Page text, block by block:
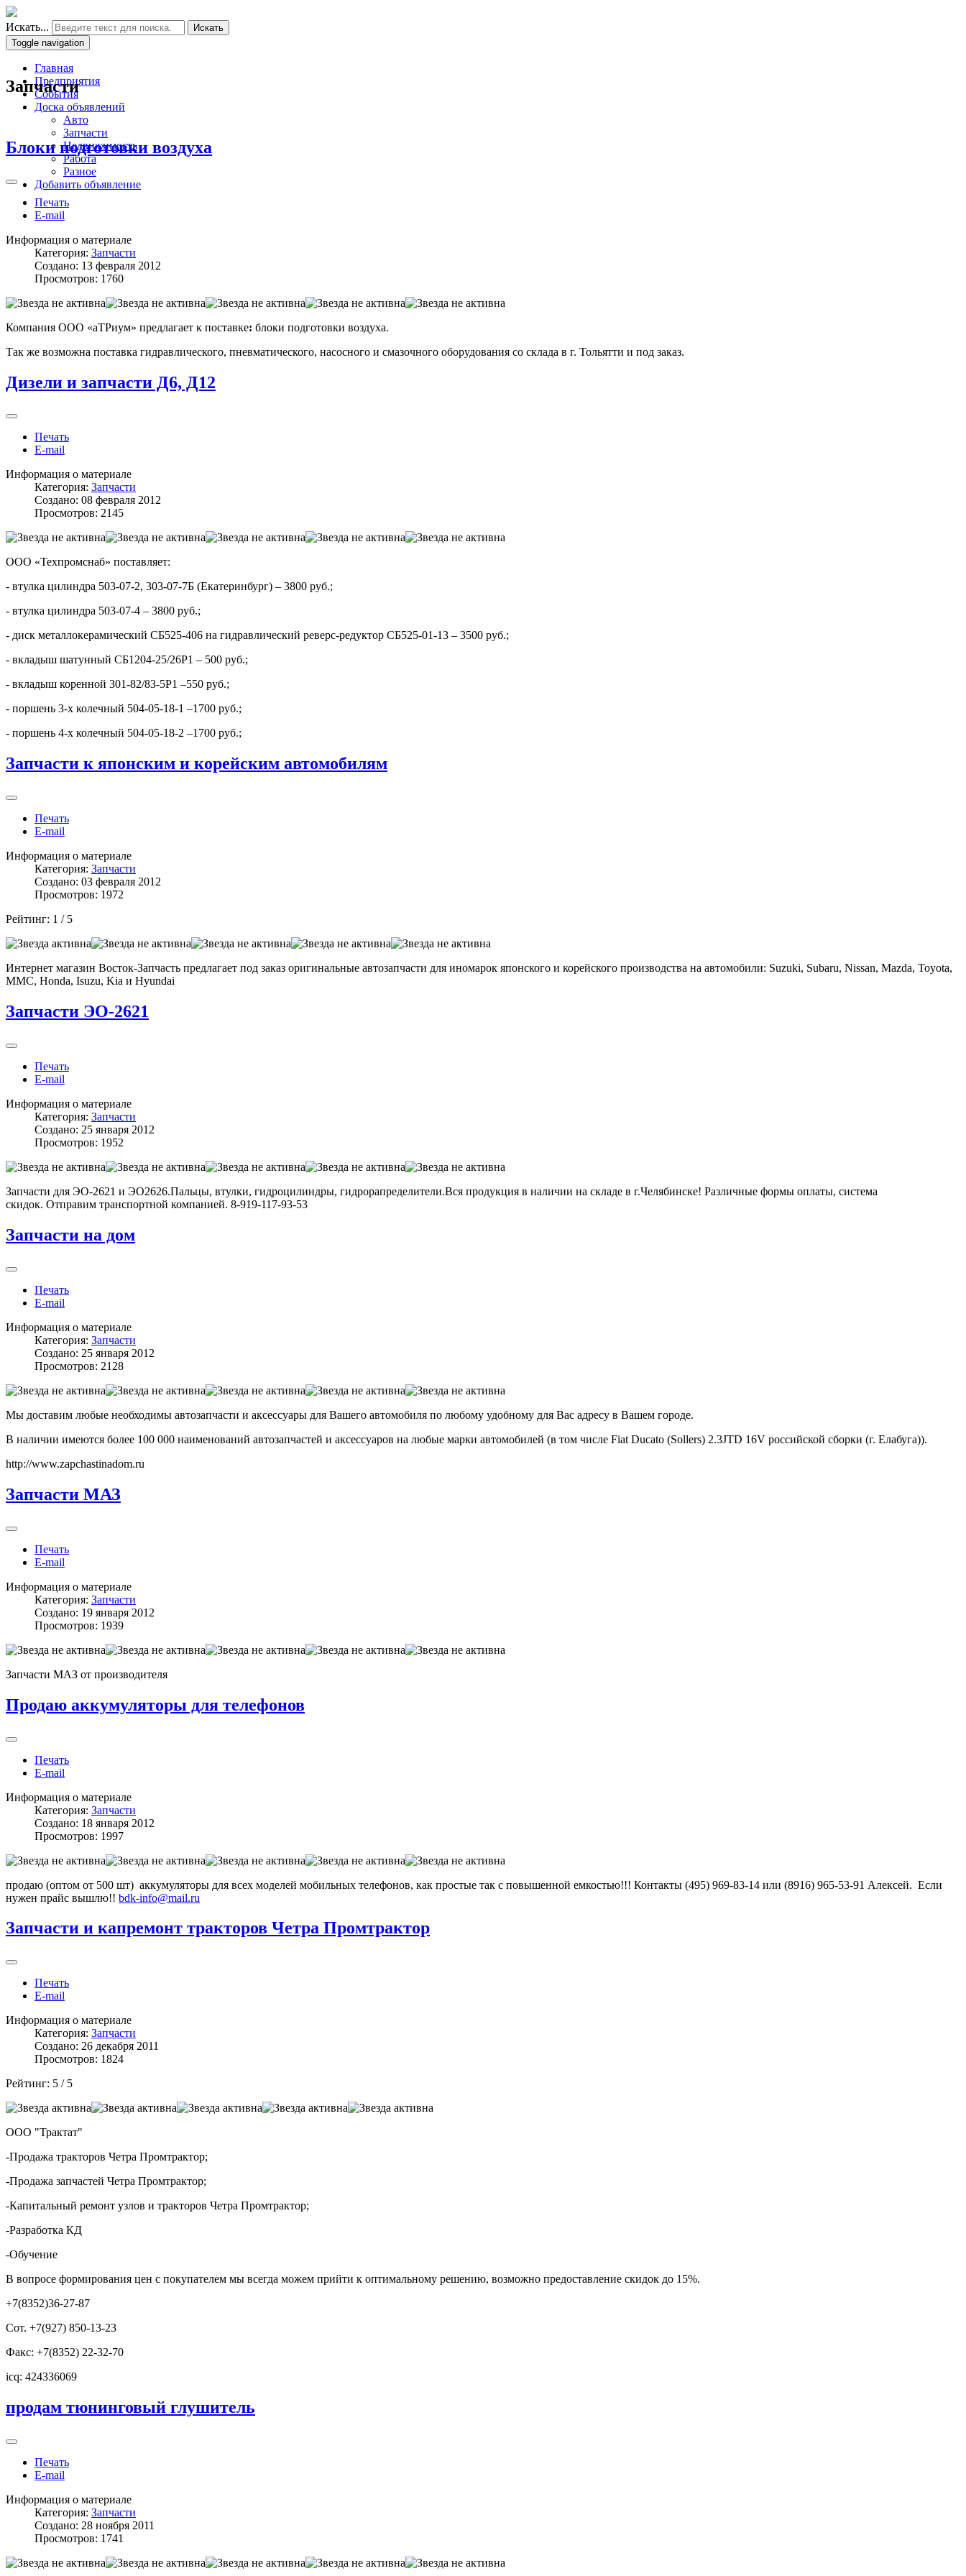
Искать...
Искать
Toggle navigation
Главная
Предприятия
События
Доска объявлений
Авто
Запчасти
Недвижимость
Работа
Разное
Добавить объявление
Запчасти
Блоки подготовки воздуха
Печать
E-mail
Информация о материале
Категория: Запчасти
Создано: 13 февраля 2012
Просмотров: 1760
Компания ООО «аТРиум» предлагает к поставке: блоки подготовки воздуха.
Так же возможна поставка гидравлического, пневматического, насосного и смазочного оборудования со склада в г. Тольятти и под заказ.
Дизели и запчасти Д6, Д12
Печать
E-mail
Информация о материале
Категория: Запчасти
Создано: 08 февраля 2012
Просмотров: 2145
ООО «Техпромснаб» поставляет:
- втулка цилиндра 503-07-2, 303-07-7Б (Екатеринбург) – 3800 руб.;
- втулка цилиндра 503-07-4 – 3800 руб.;
- диск металлокерамический СБ525-406 на гидравлический реверс-редуктор СБ525-01-13 – 3500 руб.;
- вкладыш шатунный СБ1204-25/26Р1 – 500 руб.;
- вкладыш коренной 301-82/83-5Р1 –550 руб.;
- поршень 3-х колечный 504-05-18-1 –1700 руб.;
- поршень 4-х колечный 504-05-18-2 –1700 руб.;
Запчасти к японским и корейским автомобилям
Печать
E-mail
Информация о материале
Категория: Запчасти
Создано: 03 февраля 2012
Просмотров: 1972
Рейтинг: 1 / 5
Интернет магазин Восток-Запчасть предлагает под заказ оригинальные автозапчасти для иномарок японского и корейского производства на автомобили: Suzuki, Subaru, Nissan, Mazda, Toyota,
MMC, Honda, Isuzu, Kia и Hyundai
Запчасти ЭО-2621
Печать
E-mail
Информация о материале
Категория: Запчасти
Создано: 25 января 2012
Просмотров: 1952
Запчасти для ЭО-2621 и ЭО2626.Пальцы, втулки, гидроцилиндры, гидрорапределители.Вся продукция в наличии на складе в г.Челябинске! Различные формы оплаты, система
скидок. Отправим транспортной компанией. 8-919-117-93-53
Запчасти на дом
Печать
E-mail
Информация о материале
Категория: Запчасти
Создано: 25 января 2012
Просмотров: 2128
Мы доставим любые необходимы автозапчасти и аксессуары для Вашего автомобиля по любому удобному для Вас адресу в Вашем городе.
В наличии имеются более 100 000 наименований автозапчастей и аксессуаров на любые марки автомобилей (в том числе Fiat Ducato (Sollers) 2.3JTD 16V российской сборки (г. Елабуга)).
http://www.zapchastinadom.ru
Запчасти МАЗ
Печать
E-mail
Информация о материале
Категория: Запчасти
Создано: 19 января 2012
Просмотров: 1939
Запчасти МАЗ от производителя
Продаю аккумуляторы для телефонов
Печать
E-mail
Информация о материале
Категория: Запчасти
Создано: 18 января 2012
Просмотров: 1997
продаю (оптом от 500 шт) аккумуляторы для всех моделей мобильных телефонов, как простые так с повышенной емкостью!!! Контакты (495) 969-83-14 или (8916) 965-53-91 Алексей. Если
нужен прайс вышлю!! bdk-info@mail.ru
Запчасти и капремонт тракторов Четра Промтрактор
Печать
E-mail
Информация о материале
Категория: Запчасти
Создано: 26 декабря 2011
Просмотров: 1824
Рейтинг: 5 / 5
ООО "Трактат"
-Продажа тракторов Четра Промтрактор;
-Продажа запчастей Четра Промтрактор;
-Капитальный ремонт узлов и тракторов Четра Промтрактор;
-Разработка КД
-Обучение
В вопросе формирования цен с покупателем мы всегда можем прийти к оптимальному решению, возможно предоставление скидок до 15%.
+7(8352)36-27-87
Сот. +7(927) 850-13-23
Факс: +7(8352) 22-32-70
icq: 424336069
продам тюнинговый глушитель
Печать
E-mail
Информация о материале
Категория: Запчасти
Создано: 28 ноября 2011
Просмотров: 1741